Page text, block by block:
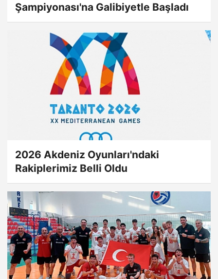
Şampiyonası'na Galibiyetle Başladı
2026 Akdeniz Oyunları'ndaki
Rakiplerimiz Belli Oldu